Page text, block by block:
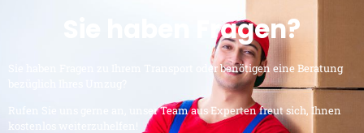
Sie haben Fragen?
Sie haben Fragen zu Ihrem Transport oder benötigen eine Beratung
Rufen Sie uns gerne an, unser Team aus Experten freut sich, Ihnen
kostenlos weiterzuhelfen!